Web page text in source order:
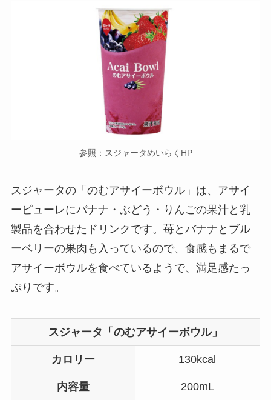
参照：スジャータめいらくHP
スジャータの「のむアサイーボウル」は、アサイ
ーピューレにバナナ・ぶどう・りんごの果汁と乳
製品を合わせたドリンクです。苺とバナナとブル
ーベリーの果肉も入っているので、食感もまるで
アサイーボウルを食べているようで、満足感たっ
ぷりです。
スジャータ「のむアサイーボウル」
カロリー 130kcal
内容量 200mL